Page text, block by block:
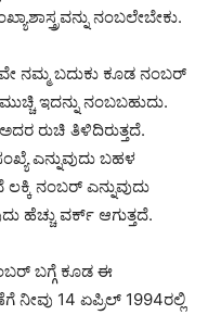
ನಂಬಲೇಬೇಕು.
ನಮ್ಮ ಬದುಕು ಕೂಡ ನಂಬರ್
ಇದನ್ನು ನಂಬಬಹುದು.
ರುಚಿ ತಿಳಿದಿರುತ್ತದೆ.
ಎನ್ನುವುದು ಬಹಳ
ನಂಬರ್ ಎನ್ನುವುದು
ಹೆಚ್ಚು ವರ್ಕ್ ಆಗುತ್ತದೆ.
ಬಗ್ಗೆ ಕೂಡ ಈ
ನೀವು 14 ಏಪ್ರಿಲ್ 1994ರಲ್ಲಿ